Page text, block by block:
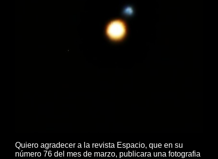
Quiero agradecer a la revista Espacio, que en su
número 76 del mes de marzo, publicara una fotografia